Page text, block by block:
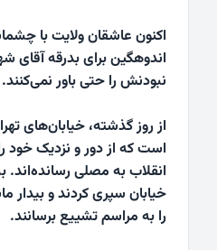
اکنون عاشقان ولایت با
اندوهگین برای بدرقه آقای
نبودنش را حتی باور نمی‌کنند.
از روز گذشته، خیابان‌های
است که از دور و نزدیک خود
انقلاب به مصلی
خیابان سپری کردند و بیدار
را به مراسم تشییع برسانند.